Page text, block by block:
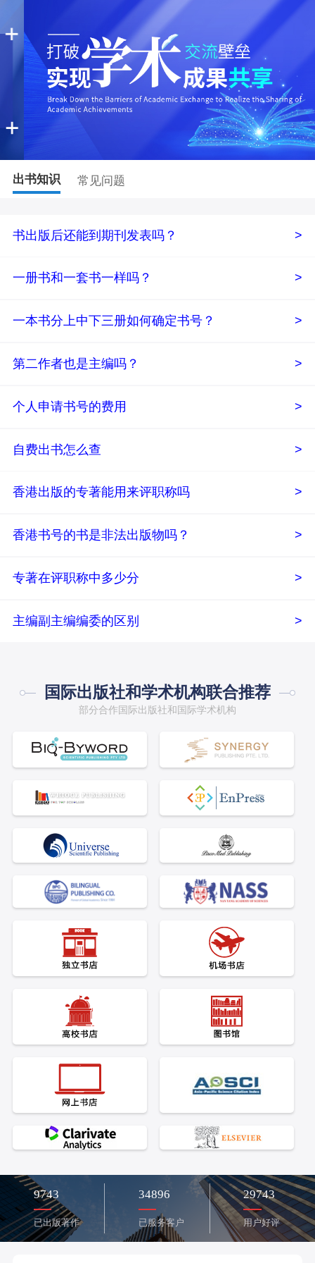
出书知识 常见问题
>
书出版后还能到期刊发表吗？
>
一册书和一套书一样吗？
>
一本书分上中下三册如何确定书号？
>
第二作者也是主编吗？
>
个人申请书号的费用
>
自费出书怎么查
>
香港出版的专著能用来评职称吗
>
香港书号的书是非法出版物吗？
>
专著在评职称中多少分
>
主编副主编编委的区别
国际出版社和学术机构联合推荐
部分合作国际出版社和国际学术机构
9743
已出版著作
34896
已服务客户
29743
用户好评